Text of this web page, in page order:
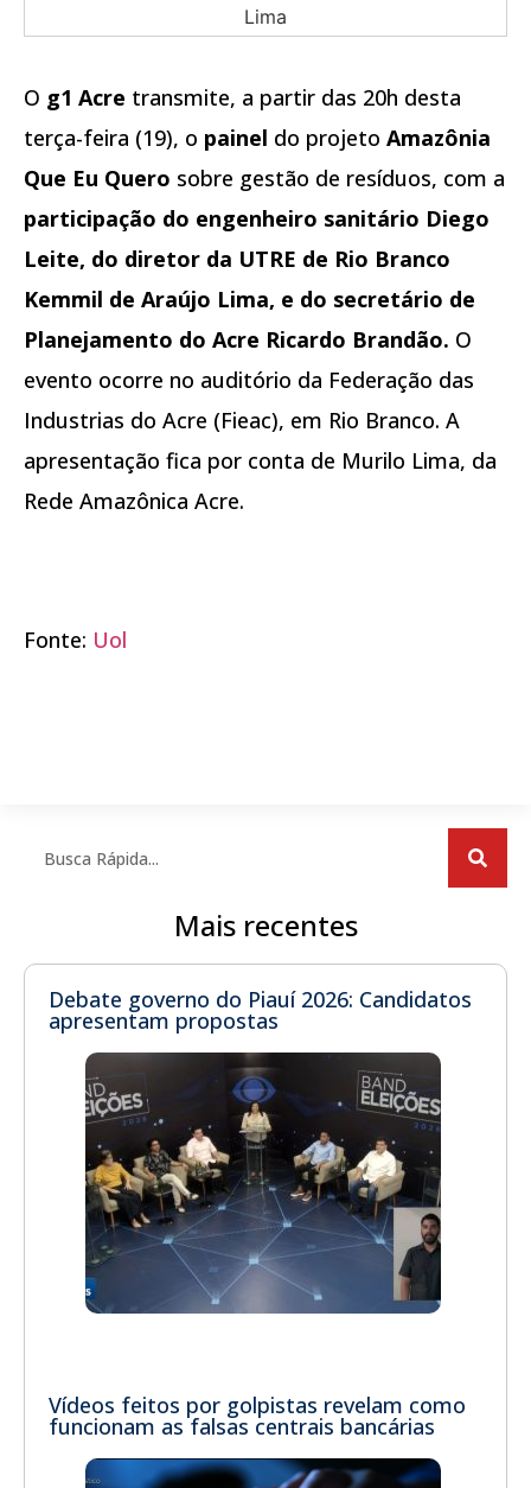
O g1 Acre transmite, a partir das 20h desta
terça-feira (19), o painel do projeto Amazônia
Que Eu Quero sobre gestão de resíduos, com a
participação do engenheiro sanitário Diego
Leite, do diretor da UTRE de Rio Branco
Kemmil de Araújo Lima, e do secretário de
Planejamento do Acre Ricardo Brandão. O
evento ocorre no auditório da Federação das
Industrias do Acre (Fieac), em Rio Branco. A
apresentação fica por conta de Murilo Lima, da
Rede Amazônica Acre.
Fonte: Uol
Mais recentes
Debate governo do Piauí 2026: Candidatos
apresentam propostas
Vídeos feitos por golpistas revelam como
funcionam as falsas centrais bancárias